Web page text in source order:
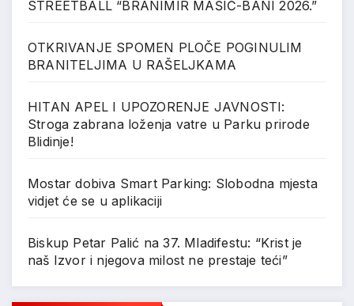
STREETBALL “BRANIMIR MAŠIĆ-BANI 2026.”
OTKRIVANJE SPOMEN PLOČE POGINULIM
BRANITELJIMA U RAŠELJKAMA
HITAN APEL I UPOZORENJE JAVNOSTI:
Stroga zabrana loženja vatre u Parku prirode
Blidinje!
Mostar dobiva Smart Parking: Slobodna mjesta
vidjet će se u aplikaciji
Biskup Petar Palić na 37. Mladifestu: “Krist je
naš Izvor i njegova milost ne prestaje teći”